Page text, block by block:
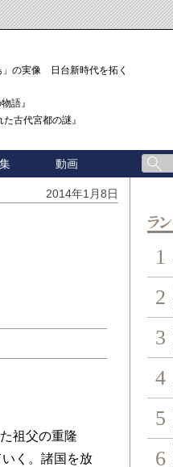
の実像 日台新時代を拓く「3
語』
古代宮都の謎』
動画
2014年1月8日
祖父の重隆
く。諸国を放
1
2
3
4
5
6